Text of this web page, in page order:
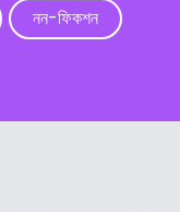
নন-ফিকশন